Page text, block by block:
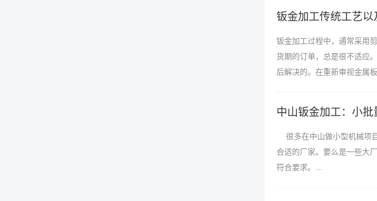
钣金加工传统工艺以
钣金加工过程中，通常采
货期的订单，总是很不适应
后解决的。在重新审视金属
中山钣金加工：小
很多在中山做小型机械项
合适的厂家。要么是一些大
符合要求。...